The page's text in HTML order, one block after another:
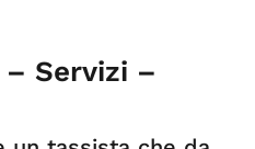
– Servizi –